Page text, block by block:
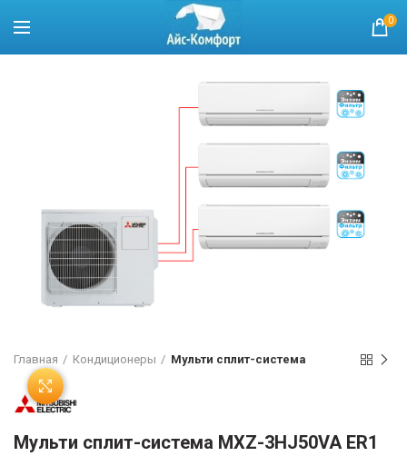
0
Главная Кондиционеры Мульти сплит-система
Мульти сплит-система MXZ-3HJ50VA ER1